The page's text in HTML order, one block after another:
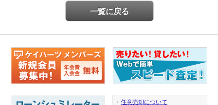
一覧に戻る
・任意売却について